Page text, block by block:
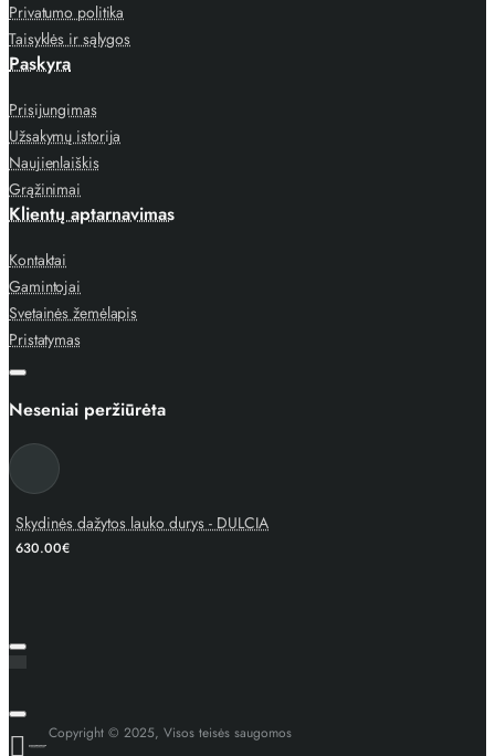
Privatumo politika
Taisyklės ir sąlygos
Paskyra
Prisijungimas
Užsakymų istorija
Naujienlaiškis
Grąžinimai
Klientų aptarnavimas
Kontaktai
Gamintojai
Svetainės žemėlapis
Pristatymas
Neseniai peržiūrėta
Skydinės dažytos lauko durys - DULCIA
630.00€
Copyright © 2025, Visos teisės saugomos